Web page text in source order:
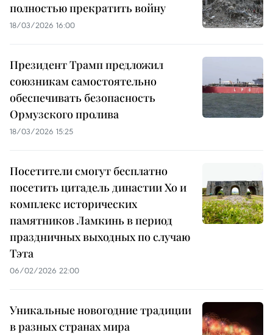
полностью прекратить войну
18/03/2026 16:00
Президент Трамп предложил
союзникам самостоятельно
обеспечивать безопасность
Ормузского пролива
18/03/2026 15:25
Посетители смогут бесплатно
посетить цитадель династии Хо и
комплекс исторических
памятников Ламкинь в период
праздничных выходных по случаю
Тэта
06/02/2026 22:00
Уникальные новогодние традиции
в разных странах мира